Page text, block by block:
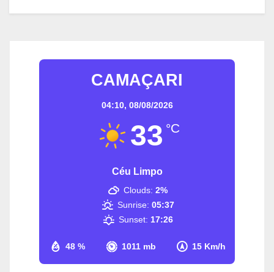
CAMAÇARI
04:10, 08/08/2026
33 °C
Céu Limpo
48 % 1011 mb 15 Km/h
Clouds: 2%
Sunrise: 05:37
Sunset: 17:26